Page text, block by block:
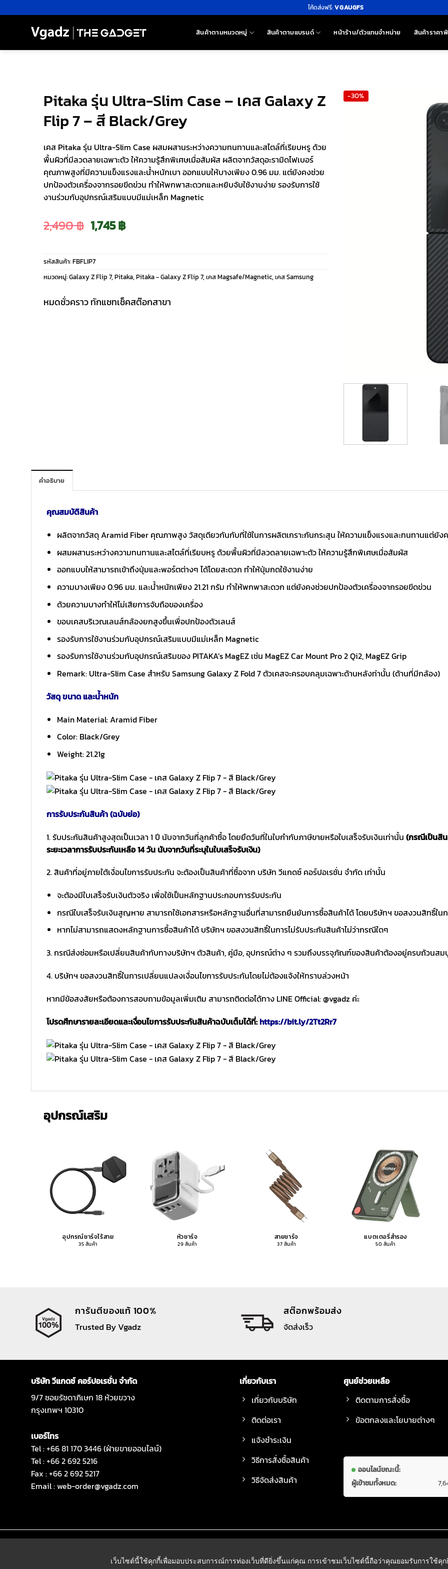
ไป
โค้ดส่งฟรี:VGAUGFS
สินค้าตามหมวดหมู่ สินค้าตามแบรนด์ หน้าร้าน/ตัวแทนจำหน่าย สินค้าราคา
Pitaka รุ่น Ultra-Slim Case – เคส Galaxy Z
Flip 7 – สี Black/Grey
เคส Pitaka รุ่น Ultra-Slim Case ผสมผสานระหว่างความทนทานและสไตล์ที่เรียบหรู ด้วย
พื้นผิวที่มีลวดลายเฉพาะตัว ให้ความรู้สึกพิเศษเมื่อสัมผัส ผลิตจากวัสดุอะรามิดไฟเบอร์
คุณภาพสูงที่มีความแข็งแรงและน้ำหนักเบา ออกแบบให้บางเพียง 0.96 มม. แต่ยังคงช่วย
ปกป้องตัวเครื่องจากรอยขีดข่วน ทำให้พกพาสะดวกและหยิบจับใช้งานง่าย รองรับการใช้
งานร่วมกับอุปกรณ์เสริมแบบมีแม่เหล็ก Magnetic
2,490฿ Original
price
was:
2,490 ฿.
1,745฿Current
price
is:
1,745 ฿.
รหัสสินค้า:FBFLIP7
หมวดหมู่:Galaxy Z Flip 7, Pitaka, Pitaka - Galaxy Z Flip 7, เคส Magsafe/Magnetic, เคส Samsung
หมดชั่วคราว ทักแชทเช็คสต๊อกสาขา
-30%
คำอธิบาย
คุณสมบัติสินค้า
ผลิตจากวัสดุ Aramid Fiber คุณภาพสูง วัสดุเดียวกันกับที่ใช้ในการผลิตเกราะกันกระสุน ให้ความแข็งแรงและทนทานแต่ยัง
ผสมผสานระหว่างความทนทานและสไตล์ที่เรียบหรู ด้วยพื้นผิวที่มีลวดลายเฉพาะตัว ให้ความรู้สึกพิเศษเมื่อสัมผัส
ออกแบบให้สามารถเข้าถึงปุ่มและพอร์ตต่างๆ ได้โดยสะดวก ทำให้ปุ่มกดใช้งานง่าย
ความบางเพียง 0.96 มม. และน้ำหนักเพียง 21.21 กรัม ทำให้พกพาสะดวก แต่ยังคงช่วยปกป้องตัวเครื่องจากรอยขีดข่วน
ด้วยความบางทำให้ไม่เสียการจับถือของเครื่อง
ขอบเคสบริเวณเลนส์กล้องยกสูงขึ้นเพื่อปกป้องตัวเลนส์
รองรับการใช้งานร่วมกับอุปกรณ์เสริมแบบมีแม่เหล็ก Magnetic
รองรับการใช้งานร่วมกับอุปกรณ์เสริมของ PITAKA’s MagEZ เช่น MagEZ Car Mount Pro 2 Qi2, MagEZ Grip
Remark: Ultra-Slim Case สำหรับ Samsung Galaxy Z Fold 7 ตัวเคสจะครอบคลุมเฉพาะด้านหลังท่านั้น (ด้านที่มีกล้อง)
วัสดุ ขนาด และน้ำหนัก
Main Material: Aramid Fiber
Color: Black/Grey
Weight: 21.21g
การรับประกันสินค้า (ฉบับย่อ)
1. รับประกันสินค้าสูงสุดเป็นเวลา 1 ปี นับจากวันที่ลูกค้าซื้อ โดยยึดวันที่ในใบกำกับภาษีขายหรือใบเสร็จรับเงินเท่านั้น (กรณีเป็นสิ
ระยะเวลาการรับประกันเหลือ 14 วัน นับจากวันที่ระบุในใบเสร็จรับเงิน)
2. สินค้าที่อยู่ภายใต้เงื่อนไขการรับประกัน จะต้องเป็นสินค้าที่ซื้อจาก บริษัท วีแกดซ์ คอร์ปอเรชั่น จำกัด เท่านั้น
จะต้องมีใบเสร็จรับเงินตัวจริง เพื่อใช้เป็นหลักฐานประกอบการรับประกัน
กรณีใบเสร็จรับเงินสูญหาย สามารถใช้เอกสารหรือหลักฐานอื่นที่สามารถยืนยันการซื้อสินค้าได้ โดยบริษัทฯ ขอสงวนสิทธิ์ใน
หากไม่สามารถแสดงหลักฐานการซื้อสินค้าได้ บริษัทฯ ขอสงวนสิทธิ์ในการไม่รับประกันสินค้าไม่ว่ากรณีใดๆ
3. กรณีส่งซ่อมหรือเปลี่ยนสินค้ากับทางบริษัทฯ ตัวสินค้า, คู่มือ, อุปกรณ์ต่าง ๆ รวมถึงบรรจุภัณฑ์ของสินค้าต้องอยู่ครบถ้วนส
4. บริษัทฯ ขอสงวนสิทธิ์ในการเปลี่ยนแปลงเงื่อนไขการรับประกันโดยไม่ต้องแจ้งให้ทราบล่วงหน้า
หากมีข้อสงสัยหรือต้องการสอบถามข้อมูลเพิ่มเติม สามารถติดต่อได้ทาง LINE Official: @vgadz ค่ะ
โปรดศึกษารายละเอียดและเงื่อนไขการรับประกันสินค้าฉบับเต็มได้ที่:https://bit.ly/2Tt2Rr7
อุปกรณ์เสริม
อุปกรณ์ชาร์จไร้สาย
35 สินค้า
หัวชาร์จ
29 สินค้า
สายชาร์จ
37 สินค้า
แบตเตอรี่สำรอง
50 สินค้า
การันตีของแท้ 100%
Trusted By Vgadz
สต๊อกพร้อมส่ง
จัดส่งเร็ว
บริษัท วีแกดซ์ คอร์ปอเรชั่น จำกัด
9/7 ซอยรัชดาภิเษก 18 ห้วยขวาง
กรุงเทพฯ 10310
เบอร์โทร
Tel : +66 81 170 3446 (ฝ่ายขายออนไลน์)
Tel : +66 2 692 5216
Fax : +66 2 692 5217
Email :web-order@vgadz.com
เกี่ยวกับเรา
เกี่ยวกับบริษัท
ติดต่อเรา
แจ้งชำระเงิน
วิธีการสั่งซื้อสินค้า
วิธีจัดส่งสินค้า
ศูนย์ช่วยเหลือ
ติดตามการสั่งซื้อ
ข้อตกลงและโยบายต่างๆ
ออนไลน์ขณะนี้:
ผู้เข้าชมทั้งหมด:
เว็บไซต์นี้ใช้คุกกี้เพื่อมอบประสบการณ์การท่องเว็บที่ดียิ่งขึ้นแก่คุณ การเข้าชมเว็บไซต์นี้ถือว่าคุณยอมรับการใช้คุก